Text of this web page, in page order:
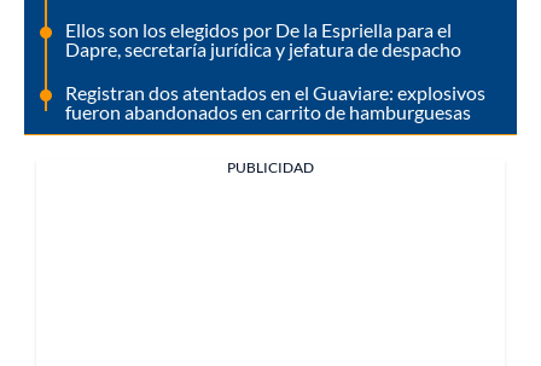
Ellos son los elegidos por De la Espriella para el
Dapre, secretaría jurídica y jefatura de despacho
Registran dos atentados en el Guaviare: explosivos
fueron abandonados en carrito de hamburguesas
PUBLICIDAD